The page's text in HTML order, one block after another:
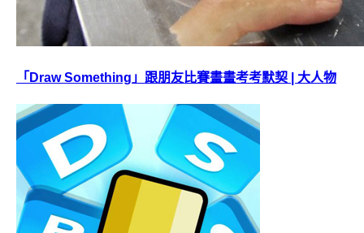
「Draw Something」跟朋友比賽畫畫考考默契 | 大人物